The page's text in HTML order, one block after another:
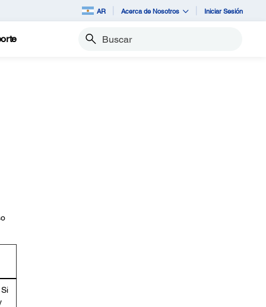
AR Acerca de Nosotros Iniciar Sesión
Buscar